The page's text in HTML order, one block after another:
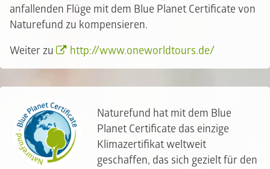
anfallenden Flüge mit dem Blue Planet Certificate von
Naturefund zu kompensieren.
Weiter zu http://www.oneworldtours.de/
Naturefund hat mit dem Blue
Planet Certificate das einzige
Klimazertifikat weltweit
geschaffen, das sich gezielt für den